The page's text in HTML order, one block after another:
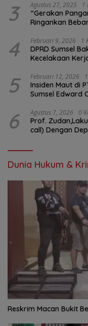
3 Agustus 27, 2025 1
“Gerakan
Ringankan
4 Februari 9, 2026 1
DPRD Sumsel
Kecelakaan
5 Februari 12, 2026
Insiden Maut di
Sumsel Edward
6 Agustus 7, 2026 0
Prof.
call) Dengan
ASN ASEAN
Dunia Hukum &
Reskrim Macan Bukit